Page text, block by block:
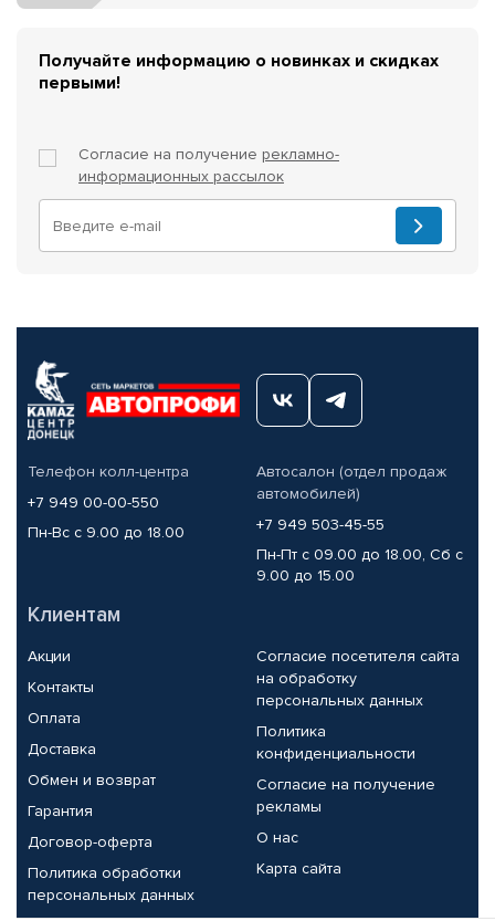
Получайте информацию о новинках и скидках
первыми!
Согласие на получение рекламно-
информационных рассылок
Телефон колл-центра
+7 949 00-00-550
Пн-Вс с 9.00 до 18.00
Автосалон (отдел продаж
автомобилей)
+7 949 503-45-55
Пн-Пт с 09.00 до 18.00, Сб с
9.00 до 15.00
Клиентам
Акции
Контакты
Оплата
Доставка
Обмен и возврат
Гарантия
Договор-оферта
Политика обработки
персональных данных
Согласие посетителя сайта
на обработку
персональных данных
Политика
конфиденциальности
Согласие на получение
рекламы
О нас
Карта сайта